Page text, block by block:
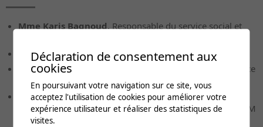
Mme Karis Bagnoud, Responsable du service social et
Dr François Elkik, MIG, expert consultant CEC
Mme Marine Fragnière-Luy
, Cheffe de service assurance
perte de gain maladie | Vaudoise Assurances
Dre Isabelle Gabellon, Spéc. médecine interne
rhumatologie, membre FMH | Responsable formation SIM
Suisse romande
Déclaration de consentement aux
cookies
En poursuivant votre navigation sur ce site, vous
acceptez l'utilisation de cookies pour améliorer votre
expérience utilisateur et réaliser des statistiques de
visites.